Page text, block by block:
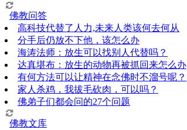
佛教问答
高科技代替了人力,未来人类该何去何从
分手后仍放不下他，该怎么办
海涛法师：放生可以找别人代替吗？
达真堪布：放生的动物再被抓回来怎么办
有何方法可以让精神在念佛时不溜号呢？
家人杀鸡，我拔毛砍肉，可以吗？
佛弟子们都会问的27个问题
佛教文库